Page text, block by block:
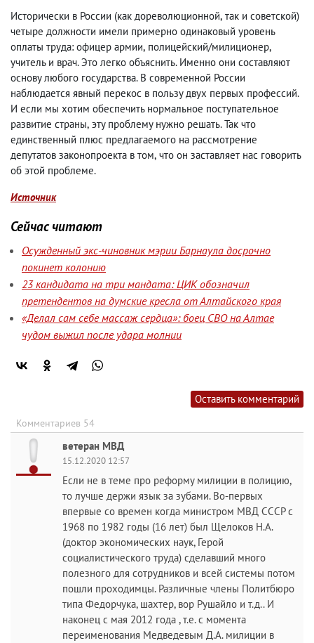
Исторически в России (как дореволюционной, так и советской)
четыре должности имели примерно одинаковый уровень
оплаты труда: офицер армии, полицейский/милиционер,
учитель и врач. Это легко объяснить. Именно они составляют
основу любого государства. В современной России
наблюдается явный перекос в пользу двух первых профессий.
И если мы хотим обеспечить нормальное поступательное
развитие страны, эту проблему нужно решать. Так что
единственный плюс предлагаемого на рассмотрение
депутатов законопроекта в том, что он заставляет нас говорить
об этой проблеме.
Источник
Сейчас читают
Осужденный экс-чиновник мэрии Барнаула досрочно
покинет колонию
23 кандидата на три мандата: ЦИК обозначил
претендентов на думские кресла от Алтайского края
«Делал сам себе массаж сердца»: боец СВО на Алтае
чудом выжил после удара молнии
Оставить комментарий
Комментариев 54
ветеран МВД
15.12.2020 12:57
Если не в теме про реформу милиции в полицию,
то лучше держи язык за зубами. Во-первых
впервые со времен когда министром МВД СССР с
1968 по 1982 годы (16 лет) был Щелоков Н.А.
(доктор экономических наук, Герой
социалистического труда) сделавший много
полезного для сотрудников и всей системы потом
пошли проходимцы. Различные члены Политбюро
типа Федорчука, шахтер, вор Рушайло и т.д.. И
наконец с мая 2012 года , т.е. с момента
переименования Медведевым Д.А. милиции в